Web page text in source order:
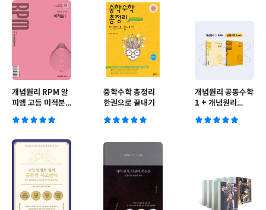
개념원리 RPM 알
피엠 고등 미적분
중학수학 총정리
한권으로 끝내기
개념원리 공통수학
1 + 개념원리
핵심개념팩 증정